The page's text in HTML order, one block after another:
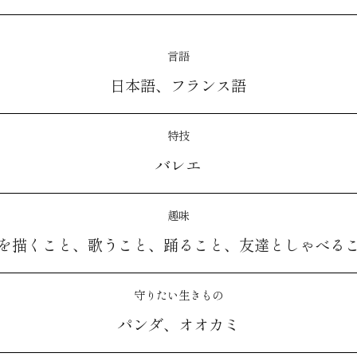
言語
日本語、フランス語
特技
バレエ
趣味
描くこと、歌うこと、踊ること、友達としゃべる
守りたい生きもの
パンダ、オオカミ